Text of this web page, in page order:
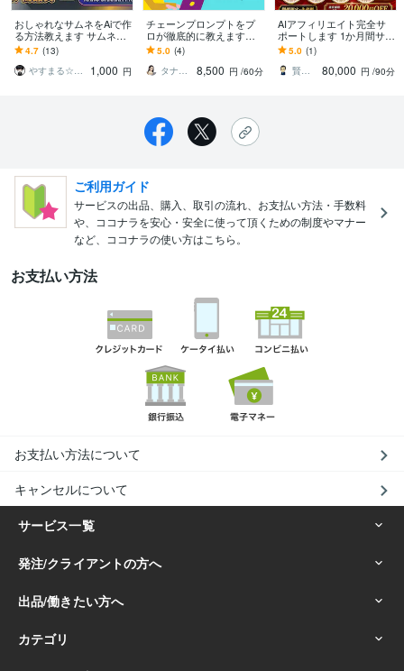
おしゃれなサムネをAiで作
る方法教えます サムネを
NANOBANANAPROで簡
単作成｜GPTs即納
4.7 (13)
やすまる☆AIで時短・自動化
1,000 円
チェーンプロンプトをプ
ロが徹底的に教えます
【AI初心者でもOK】打ち
出の小槌で超効率化して
みませんか？
5.0 (4)
タナ＠生成AI活用サポーター
8,500 円 /60分
AIアフィリエイト完全サ
ポートします 1か月間サポ
ート！プロアフィリエイ
ターがアフィリエイト伝
授
5.0 (1)
賢者企画
80,000 円 /90分
ご利用ガイド
サービスの出品、購入、取引の流れ、お支払い方法・手数料
や、ココナラを安心・安全に使って頂くための制度やマナー
など、ココナラの使い方はこちら。
お支払い方法
お支払い方法について
キャンセルについて